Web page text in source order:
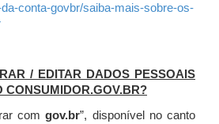
conta-govbr/saiba-mais-sobre-os-
/ EDITAR DADOS PESSOAIS
CONSUMIDOR.GOV.BR?
comgov.br”, disponível no canto